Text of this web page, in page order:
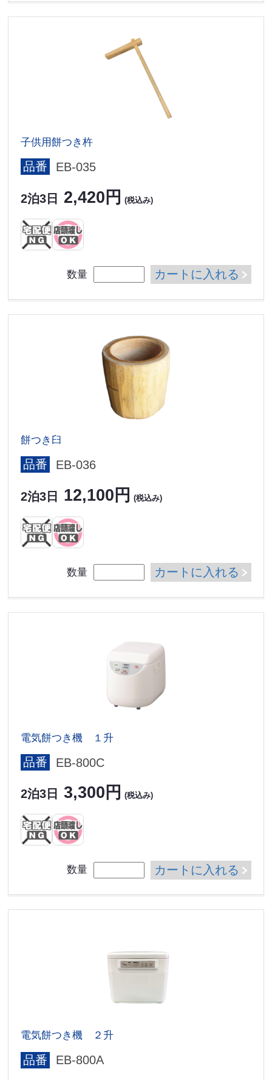
子供用餅つき杵
品番 EB-035
2泊3日 2,420円 (税込み)
数量 カートに入れる
餅つき臼
品番 EB-036
2泊3日 12,100円 (税込み)
数量 カートに入れる
電気餅つき機 １升
品番 EB-800C
2泊3日 3,300円 (税込み)
数量 カートに入れる
電気餅つき機 ２升
品番 EB-800A